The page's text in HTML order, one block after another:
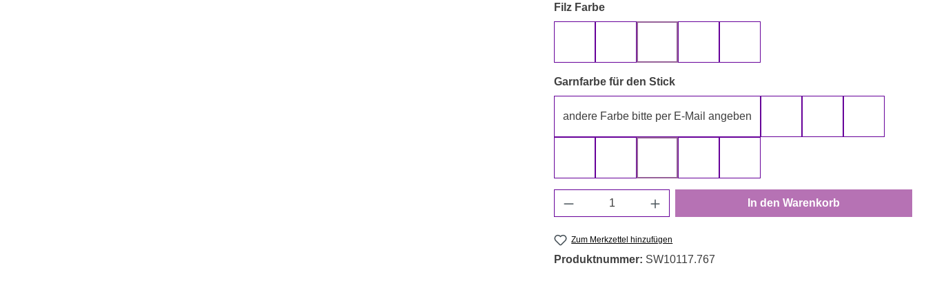
Filz Farbeauswählen
Garnfarbe für den Stickauswählen
andere Farbe bitte per E-Mail angeben
Produkt Anzahl: Gib den gewünschten Wert ein
In den Warenkorb
Zum Merkzettel hinzufügen
Produktnummer: SW10117.767